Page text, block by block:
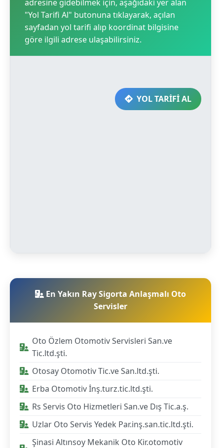
adresine gidebilmek için, aşağıdaki yer alan
"Yol Tarifi Al" butonuna tıklayarak, açılan
sayfadan yol tarifi alıp koordinat bilgisine
göre ilgili adrese ulaşabilirsiniz.
YOL TARİFİ AL
En Yakın Ray Sigorta Anlaşmalı Oto
Servisler
Oto Özlem Otomotiv Servisleri San.ve
Tic.ltd.şti.
Otosay Otomotiv Tic.ve San.ltd.şti.
Erba Otomotiv İnş.turz.tic.ltd.şti.
Rs Servis Oto Hizmetleri San.ve Dış Tic.a.ş.
Uzlar Oto Servis Yedek Par.inş.san.tic.ltd.şti.
Şinasi Altınsoy Mekanik Oto Kir.otomotiv